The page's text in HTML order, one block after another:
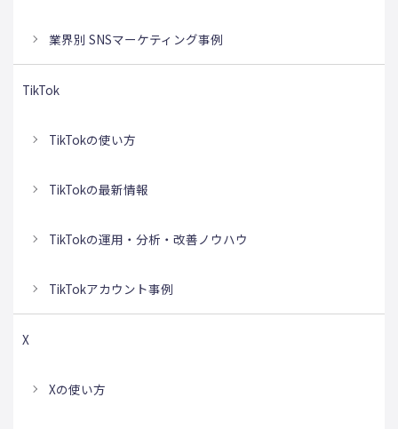
業界別 SNSマーケティング事例
TikTok
TikTokの使い方
TikTokの最新情報
TikTokの運用・分析・改善ノウハウ
TikTokアカウント事例
X
Xの使い方